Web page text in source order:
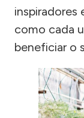
inspiradores
como cada
beneficiar o